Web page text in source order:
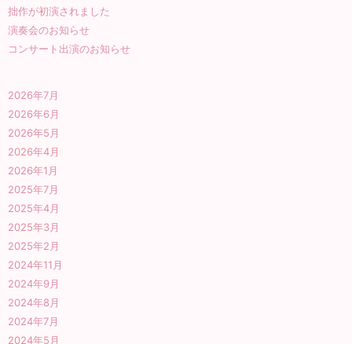
拙作が初演されました
演奏会のお知らせ
コンサート出演のお知らせ
2026年7月
2026年6月
2026年5月
2026年4月
2026年1月
2025年7月
2025年4月
2025年3月
2025年2月
2024年11月
2024年9月
2024年8月
2024年7月
2024年5月